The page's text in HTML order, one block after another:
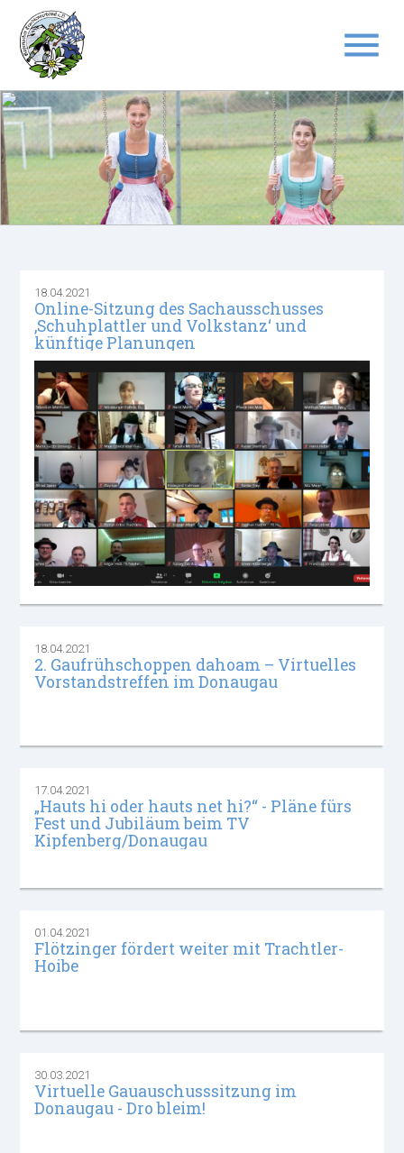
menu
Suchbegriffe SUCHEN
18.04.2021
Online-Sitzung des Sachausschusses
‚Schuhplattler und Volkstanz‘ und
künftige Planungen
18.04.2021
2. Gaufrühschoppen dahoam – Virtuelles
Vorstandstreffen im Donaugau
17.04.2021
„Hauts hi oder hauts net hi?“ - Pläne fürs
Fest und Jubiläum beim TV
Kipfenberg/Donaugau
01.04.2021
Flötzinger fördert weiter mit Trachtler-
Hoibe
30.03.2021
Virtuelle Gauauschusssitzung im
Donaugau - Dro bleim!